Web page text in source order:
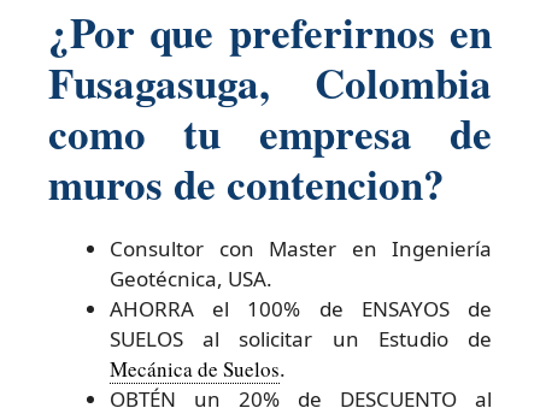
¿Por que preferirnos en
Fusagasuga, Colombia
como tu empresa de
muros de contencion?
Consultor con Master en Ingeniería
Geotécnica, USA.
AHORRA el 100% de ENSAYOS de
SUELOS al solicitar un Estudio de
Mecánica de Suelos.
OBTÉN un 20% de DESCUENTO al